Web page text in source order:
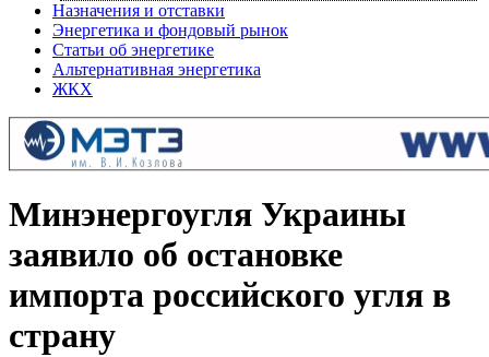
Назначения и отставки
Энергетика и фондовый рынок
Статьи об энергетике
Альтернативная энергетика
ЖКХ
Минэнергоугля Украины
заявило об остановке
импорта российского угля в
страну